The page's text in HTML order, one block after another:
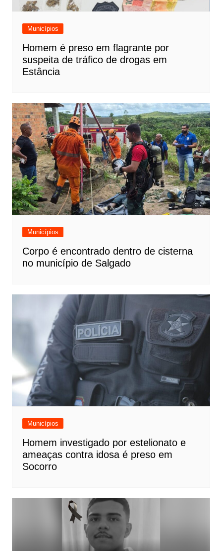
Municípios
Homem é preso em flagrante por
suspeita de tráfico de drogas em
Estância
Municípios
Corpo é encontrado dentro de cisterna
no município de Salgado
Municípios
Homem investigado por estelionato e
ameaças contra idosa é preso em
Socorro